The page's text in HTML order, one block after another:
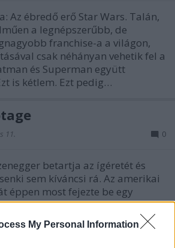
My Personal Information
Az ébredő erő Star Wars. Talán,
a legnépszerűbb, de
franchise-a a világon,
csak néhányan vehetik fel a
és Superman együtt
is kétlem. Ezt pedig…
11. 0
betartja az ígéretét és
sem kíváncsi rá. Az amerikai
éppen most fejezte be egy
összeggel, a kritikák és a nézők
de azért mégis csak maradt egy